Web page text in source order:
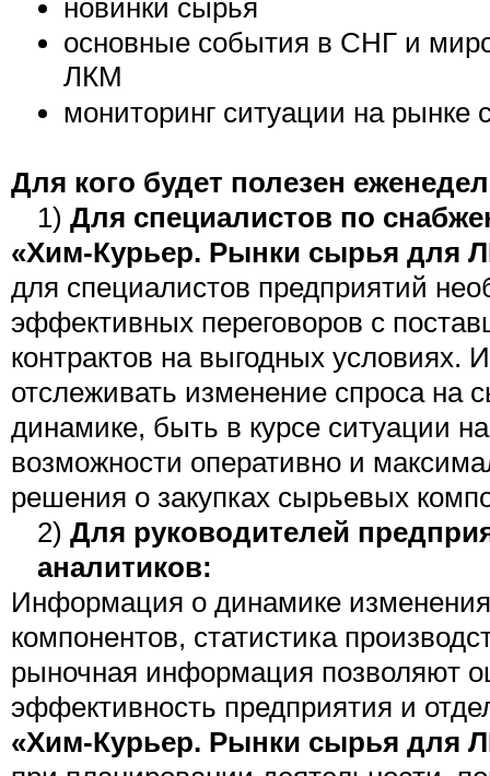
новинки сырья
основные события в СНГ и
ЛКМ
мониторинг ситуации на
Для кого будет полезен
1) Для специалистов по
«Хим-Курьер. Рынки сырья для
для специалистов предприятий
эффективных переговоров с
контрактов на выгодных условиях.
отслеживать изменение спроса на
динамике, быть в курсе ситуации
возможности оперативно и
решения о закупках сырьевых
2) Для руководителей
аналитиков:
Информация о динамике
компонентов, статистика
рыночная информация позволяют
эффективность предприятия и
«Хим-Курьер. Рынки сырья для